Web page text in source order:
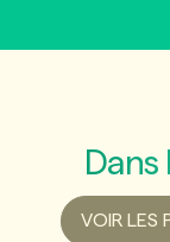
VOIR LES